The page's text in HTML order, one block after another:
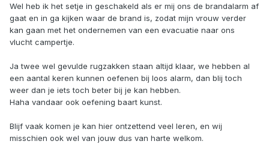
maar haar telefoon (batterij) was leeg. Als ze een cb radio
bij zich had gehad had ze zo contact kunnen maken, Hij
noemde ook dat als er een calamiteit is iedereen wil bellen,
dus de telefoon masten overbezet raken en je dus niet kan
Kort geleden nog een CB porto erbij gekocht, mooi spul!
Moet je je voorstellen dat je in de supermarkt staat en even
aan thuis vraagt of je de rode of groene moet hebben.
Voor mij is de CB een blijver.
Wel heb ik het setje in geschakeld als er mij ons de brandalarm af
gaat en in ga kijken waar de brand is, zodat mijn vrouw verder
kan gaan met het ondernemen van een evacuatie naar ons
vlucht campertje.
Ja twee wel gevulde rugzakken staan altijd klaar, we hebben al
een aantal keren kunnen oefenen bij loos alarm, dan blij toch
weer dan je iets toch beter bij je kan hebben.
Haha vandaar ook oefening baart kunst.
Blijf vaak komen je kan hier ontzettend veel leren, en wij
misschien ook wel van jouw dus van harte welkom.